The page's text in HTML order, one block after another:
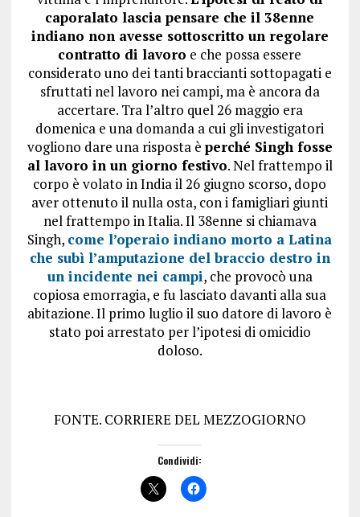
caporalato lascia pensare che il 38enne
indiano non avesse sottoscritto un regolare
contratto di lavoro e che possa essere
considerato uno dei tanti braccianti sottopagati e
sfruttati nel lavoro nei campi, ma è ancora da
accertare. Tra l’altro quel 26 maggio era
domenica e una domanda a cui gli investigatori
vogliono dare una risposta è perché Singh fosse
al lavoro in un giorno festivo. Nel frattempo il
corpo è volato in India il 26 giugno scorso, dopo
aver ottenuto il nulla osta, con i famigliari giunti
nel frattempo in Italia. Il 38enne si chiamava
Singh, come l’operaio indiano morto a Latina
che subì l’amputazione del braccio destro in
un incidente nei campi, che provocò una
copiosa emorragia, e fu lasciato davanti alla sua
abitazione. Il primo luglio il suo datore di lavoro è
stato poi arrestato per l’ipotesi di omicidio
doloso.
FONTE. CORRIERE DEL MEZZOGIORNO
Condividi: